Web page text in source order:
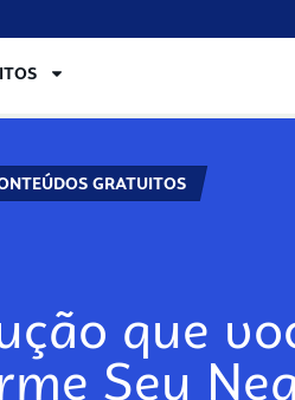
GRATUITOS
que
Seu